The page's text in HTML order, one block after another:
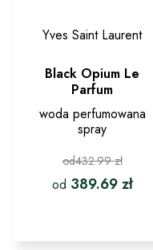
Yves Saint Laurent
Black Opium Le
Parfum
woda perfumowana
spray
od432.99zł
od 389.69zł
ma